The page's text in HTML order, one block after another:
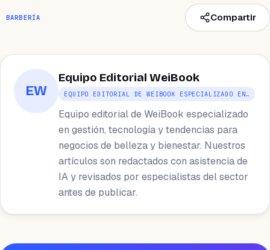
BARBERÍA Compartir
EW
Equipo Editorial WeiBook
EQUIPO EDITORIAL DE WEIBOOK ESPECIALIZADO EN…
Equipo editorial de WeiBook especializado
en gestión, tecnología y tendencias para
negocios de belleza y bienestar. Nuestros
artículos son redactados con asistencia de
IA y revisados por especialistas del sector
antes de publicar.